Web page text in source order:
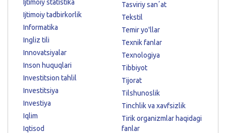
Ijtimoiy statistika
Ijtimoiy tadbirkorlik
Informatika
Ingliz tili
Innovatsiyalar
Inson huquqlari
Investitsion tahlil
Investitsiya
Investiya
Iqlim
Iqtisod
Tasviriy sanʼat
Tekstil
Temir yo'llar
Texnik fanlar
Texnologiya
Tibbiyot
Tijorat
Tilshunoslik
Tinchlik va xavfsizlik
Tirik organizmlar haqidagi
fanlar